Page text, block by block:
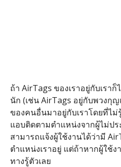
ถ้า AirTags ของเราอยู่กับเรา
นัก (เช่น AirTags อยู่กับพวงกุ
ของคนอื่นมาอยู่กับเราโดยที่ไม่
แอบติดตามตำแหน่งจากผู้ไม่ปร
สามารถแจ้งผู้ใช้งานได้ว่ามี
ตำแหน่งเราอยู่ แต่ถ้าหากผู้ใช้
ทางรู้ตัวเลย